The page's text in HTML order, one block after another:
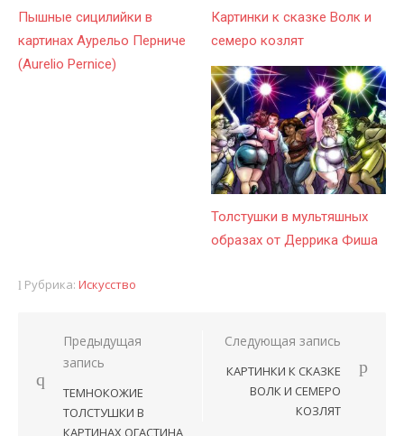
Пышные сицилийки в
картинах Аурельо Перниче
(Aurelio Pernice)
Картинки к сказке Волк и
семеро козлят
Толстушки в мультяшных
образах от Деррика Фиша
Рубрика: Искусство
Навигация
по
записям
Предыдущая
запись
ТЕМНОКОЖИЕ
ТОЛСТУШКИ В
КАРТИНАХ ОГАСТИНА
Следующая запись
КАРТИНКИ К СКАЗКЕ
ВОЛК И СЕМЕРО
КОЗЛЯТ